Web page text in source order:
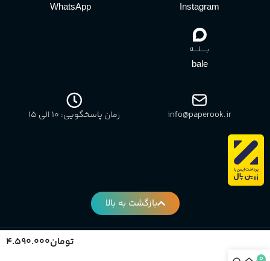
در انبار موجود نمی باشد
Instagram
WhatsApp
بـــــلــــه
bale
info@paperook.ir زمان پاسخگویی: 10 الی ۱5
بازگشت به بالا
کلیه حقوق برای وبسایت پاپروک محفوظ است.
0